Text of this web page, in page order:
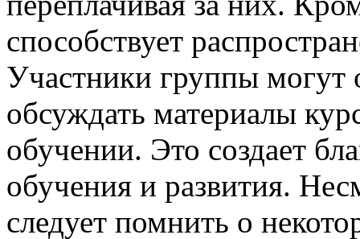
способствует
Участники группы могут
обсуждать материалы
обучении. Это создает
обучения и развития.
следует помнить о